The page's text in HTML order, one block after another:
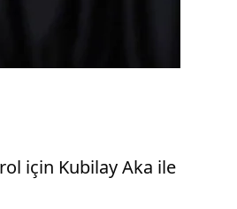
için Kubilay Aka ile